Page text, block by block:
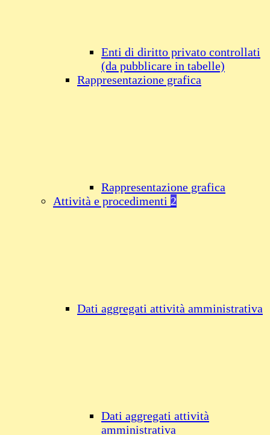
Enti di diritto privato controllati
(da pubblicare in tabelle)
Rappresentazione grafica
Rappresentazione grafica
Attività e procedimenti 2
Dati aggregati attività amministrativa
Dati aggregati attività
amministrativa